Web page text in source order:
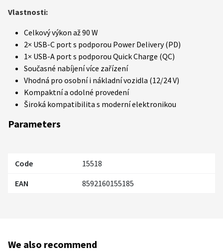
Vlastnosti:
Celkový výkon až 90 W
2× USB-C port s podporou Power Delivery (PD)
1× USB-A port s podporou Quick Charge (QC)
Současné nabíjení více zařízení
Vhodná pro osobní i nákladní vozidla (12/24 V)
Kompaktní a odolné provedení
Široká kompatibilita s moderní elektronikou
Parameters
Code
15518
EAN
8592160155185
We also recommend